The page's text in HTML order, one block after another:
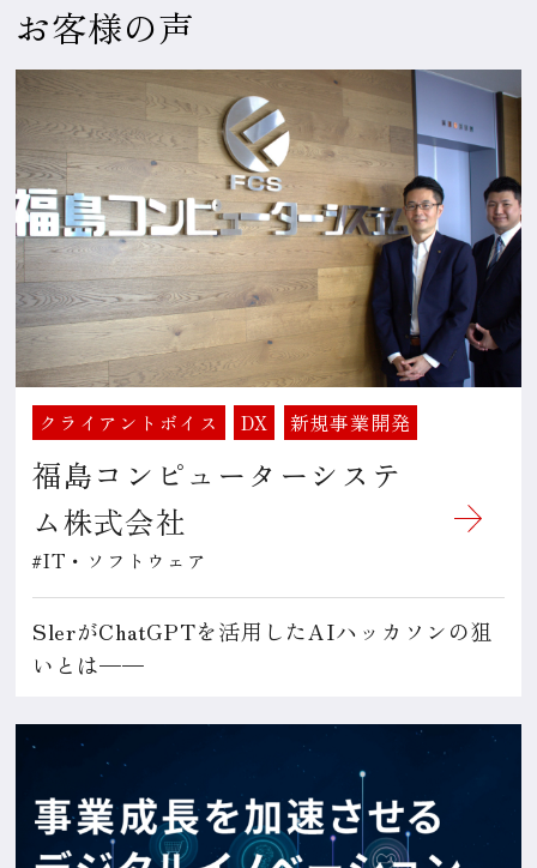
お客様の声
クライアントボイス DX 新規事業開発
福島コンピューターシステ
ム株式会社
#IT・ソフトウェア
SlerがChatGPTを活用したAIハッカソンの狙
いとは——